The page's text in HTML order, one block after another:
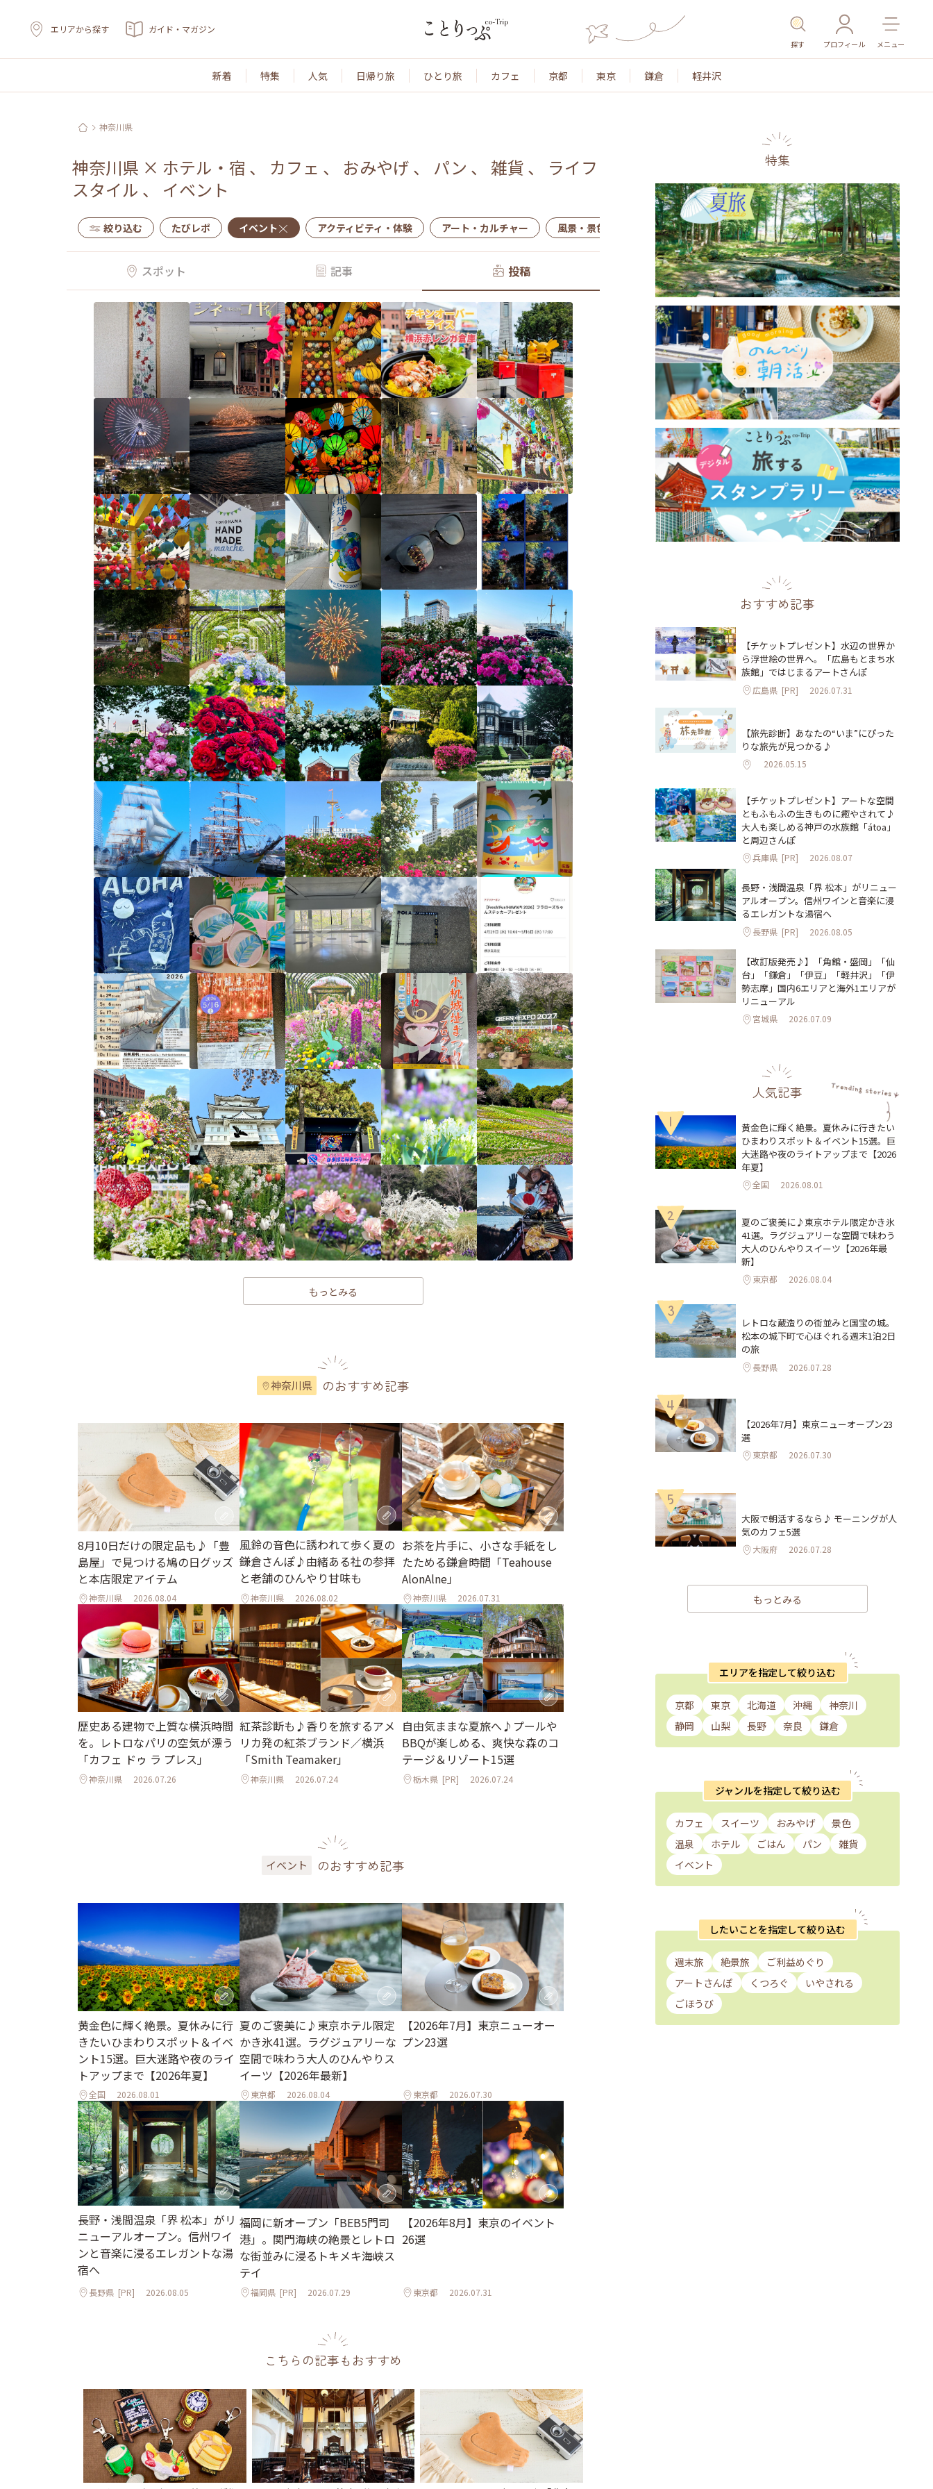
エリアから探す ガイド・マガジン
探す プロフィール メニュー
新着 特集 人気 日帰り旅 ひとり旅 カフェ 京都 東京 鎌倉 軽井沢
神奈川県
神奈川県 × ホテル・宿 、 カフェ 、 おみやげ 、 パン 、 雑貨 、 ライフ
スタイル 、 イベント
絞り込む たびレポ イベント アクティビティ・体験 アート・カルチャー 風景・景色 名所・旧跡 温泉・スパ その他施設 ごはん
スポット 記事 投稿
もっとみる
神奈川県 のおすすめ記事
8月10日だけの限定品も♪「豊
島屋」で見つける鳩の日グッズ
と本店限定アイテム
神奈川県 2026.08.04
風鈴の音色に誘われて歩く夏の
鎌倉さんぽ♪由緒ある社の参拝
と老舗のひんやり甘味も
神奈川県 2026.08.02
お茶を片手に、小さな手紙をし
たためる鎌倉時間「Teahouse
AlonAlne」
神奈川県 2026.07.31
歴史ある建物で上質な横浜時間
を。レトロなパリの空気が漂う
「カフェ ドゥ ラ プレス」
神奈川県 2026.07.26
紅茶診断も♪香りを旅するアメ
リカ発の紅茶ブランド／横浜
「Smith Teamaker」
神奈川県 2026.07.24
自由気ままな夏旅へ♪プールや
BBQが楽しめる、爽快な森のコ
テージ＆リゾート15選
栃木県[PR] 2026.07.24
イベント のおすすめ記事
黄金色に輝く絶景。夏休みに行
きたいひまわりスポット＆イベ
ント15選。巨大迷路や夜のライ
トアップまで【2026年夏】
全国 2026.08.01
夏のご褒美に♪東京ホテル限定
かき氷41選。ラグジュアリーな
空間で味わう大人のひんやりス
イーツ【2026年最新】
東京都 2026.08.04
【2026年7月】東京ニューオー
プン23選
東京都 2026.07.30
長野・浅間温泉「界 松本」がリ
ニューアルオープン。信州ワイ
ンと音楽に浸るエレガントな湯
宿へ
長野県 [PR] 2026.08.05
福岡に新オープン「BEB5門司
港」。関門海峡の絶景とレトロ
な街並みに浸るトキメキ海峡ス
テイ
福岡県 [PR] 2026.07.29
【2026年8月】東京のイベント
26選
東京都 2026.07.31
こちらの記事もおすすめ
特集
おすすめ記事
【チケットプレゼント】水辺の世界か
ら浮世絵の世界へ。「広島もとまち水
族館」ではじまるアートさんぽ
広島県 [PR] 2026.07.31
【旅先診断】あなたの“いま”にぴった
りな旅先が見つかる♪
2026.05.15
【チケットプレゼント】アートな空間
ともふもふの生きものに癒やされて♪
大人も楽しめる神戸の水族館「átoa」
と周辺さんぽ
兵庫県 [PR] 2026.08.07
長野・浅間温泉「界 松本」がリニュー
アルオープン。信州ワインと音楽に浸
るエレガントな湯宿へ
長野県 [PR] 2026.08.05
【改訂版発売♪】「角館・盛岡」「仙
台」「鎌倉」「伊豆」「軽井沢」「伊
勢志摩」国内6エリアと海外1エリアが
リニューアル
宮城県 2026.07.09
人気記事
1
黄金色に輝く絶景。夏休みに行きたい
ひまわりスポット＆イベント15選。巨
大迷路や夜のライトアップまで【2026
年夏】
全国 2026.08.01
2
夏のご褒美に♪東京ホテル限定かき氷
41選。ラグジュアリーな空間で味わう
大人のひんやりスイーツ【2026年最
新】
東京都 2026.08.04
3
レトロな蔵造りの街並みと国宝の城。
松本の城下町で心ほぐれる週末1泊2日
の旅
長野県 2026.07.28
4
【2026年7月】東京ニューオープン23
選
東京都 2026.07.30
5
大阪で朝活するなら♪ モーニングが人
気のカフェ5選
大阪府 2026.07.28
もっとみる
エリアを指定して絞り込む
京都 東京 北海道 沖縄
神奈川
静岡
山梨 長野 奈良 鎌倉
ジャンルを指定して絞り込む
カフェ スイーツ おみやげ
景色
温泉
ホテル ごはん パン
雑貨
イベント
したいことを指定して絞り込む
週末旅 絶景旅
ご利益めぐり
アートさんぽ
くつろぐ
いやされる
ごほうび